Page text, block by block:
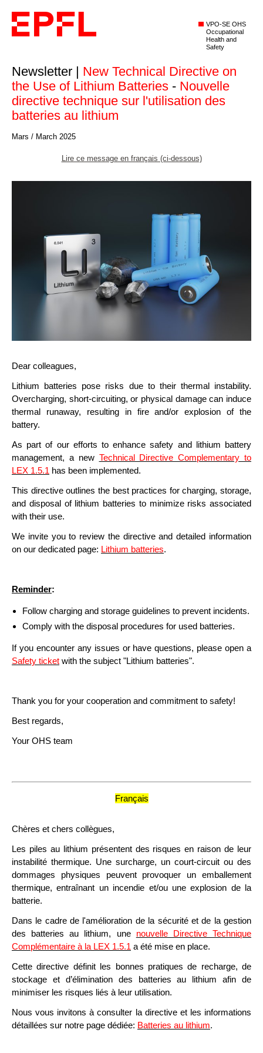
VPO-SE OHS
Occupational
Health and
Safety
Newsletter | New Technical Directive on
the Use of Lithium Batteries - Nouvelle
directive technique sur l'utilisation des
batteries au lithium
Mars / March 2025
Lire ce message en français (ci-dessous)
Dear colleagues,
Lithium batteries pose risks due to their thermal instability.
Overcharging, short-circuiting, or physical damage can induce
thermal runaway, resulting in fire and/or explosion of the
battery.
As part of our efforts to enhance safety and lithium battery
management, a new Technical Directive Complementary to
LEX 1.5.1 has been implemented.
This directive outlines the best practices for charging, storage,
and disposal of lithium batteries to minimize risks associated
with their use.
We invite you to review the directive and detailed information
on our dedicated page: Lithium batteries.
Reminder:
Follow charging and storage guidelines to prevent incidents.
Comply with the disposal procedures for used batteries.
If you encounter any issues or have questions, please open a
Safety ticket with the subject "Lithium batteries".
Thank you for your cooperation and commitment to safety!
​Best regards,
Your OHS team
Français
Chères et chers collègues,
Les piles au lithium présentent des risques en raison de leur
instabilité thermique. Une surcharge, un court-circuit ou des
dommages physiques peuvent provoquer un emballement
thermique, entraînant un incendie et/ou une explosion de la
batterie.
Dans le cadre de l'amélioration de la sécurité et de la gestion
des batteries au lithium, une nouvelle Directive Technique
Complémentaire à la LEX 1.5.1 a été mise en place.
Cette directive définit les bonnes pratiques de recharge, de
stockage et d’élimination des batteries au lithium afin de
minimiser les risques liés à leur utilisation.
Nous vous invitons à consulter la directive et les informations
détaillées sur notre page dédiée: Batteries au lithium.